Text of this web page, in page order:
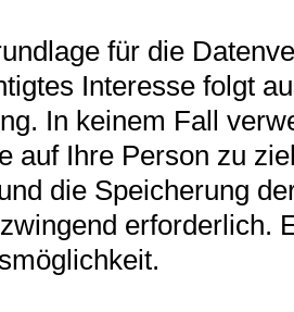
für die
Interesse folgt
In keinem Fall
auf Ihre Person zu
die Speicherung
erforderlich.